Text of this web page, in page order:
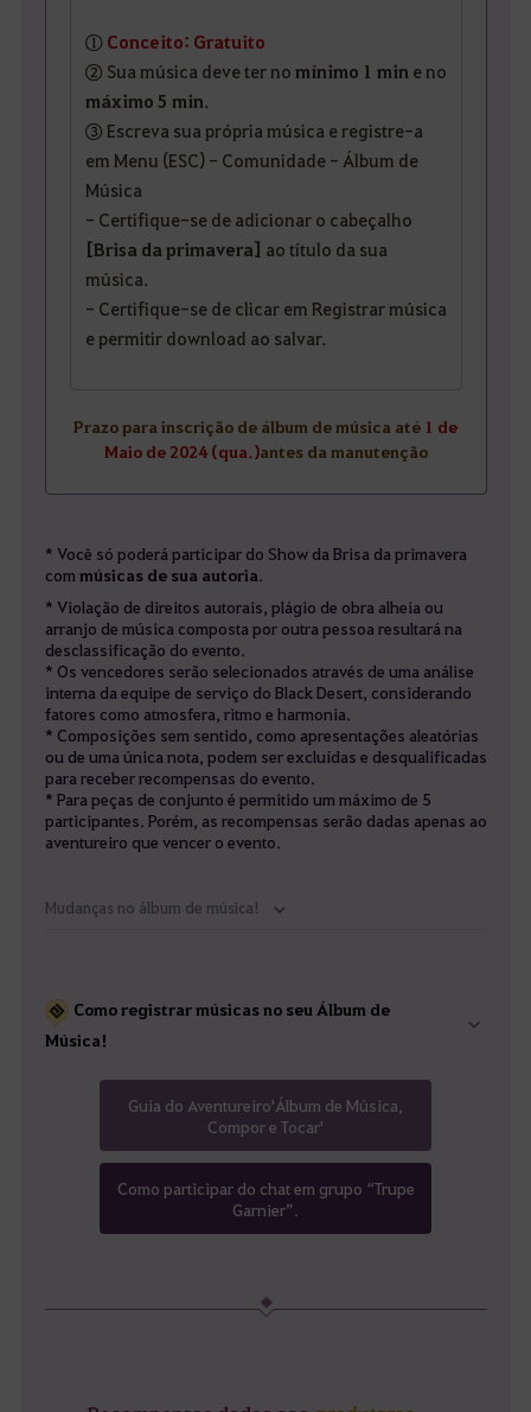
① Conceito: Gratuito
② Sua música deve ter no mínimo 1 min e no
máximo 5 min.
③ Escreva sua própria música e registre-a
em Menu (ESC) - Comunidade - Álbum de
Música
- Certifique-se de adicionar o cabeçalho
[Brisa da primavera] ao título da sua
música.
- Certifique-se de clicar em Registrar música
e permitir download ao salvar.
Prazo para inscrição de álbum de música até 1 de
Maio de 2024 (qua.)antes da manutenção
* Você só poderá participar do Show da Brisa da primavera
com músicas de sua autoria.
* Violação de direitos autorais, plágio de obra alheia ou
arranjo de música composta por outra pessoa resultará na
desclassificação do evento.
* Os vencedores serão selecionados através de uma análise
interna da equipe de serviço do Black Desert, considerando
fatores como atmosfera, ritmo e harmonia.
* Composições sem sentido, como apresentações aleatórias
ou de uma única nota, podem ser excluídas e desqualificadas
para receber recompensas do evento.
* Para peças de conjunto é permitido um máximo de 5
participantes. Porém, as recompensas serão dadas apenas ao
aventureiro que vencer o evento.
Mudanças no álbum de música!
Como registrar músicas no seu Álbum de
Música!
Guia do Aventureiro'Álbum de Música,
Compor e Tocar'
Como participar do chat em grupo “Trupe
Garnier”.